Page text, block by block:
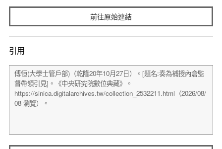
前往原始連結
引用